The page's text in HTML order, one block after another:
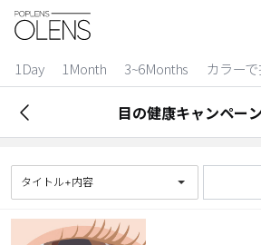
1Day 1Month 3~6Months カラー
ログイン
カラコン比較
今月限定特典
ベスト
カラコン
目の健康キャンペーン
タイトル+内容